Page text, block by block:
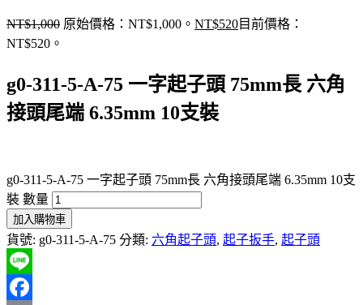
NT$1,000 原始價格：NT$1,000。 NT$520目前價格：
NT$520。
g0-311-5-A-75 一字起子頭 75mm長 六角
接頭尾端 6.35mm 10支裝
g0-311-5-A-75 一字起子頭 75mm長 六角接頭尾端 6.35mm 10支
裝 數量
加入購物車
貨號: g0-311-5-A-75 分類: 六角起子頭, 起子扳手, 起子頭
Line